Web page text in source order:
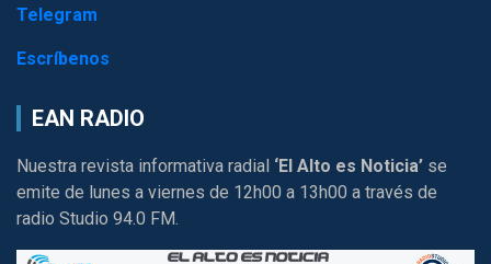
Telegram
Escríbenos
EAN RADIO
Nuestra revista informativa radial ‘El Alto es Noticia’ se
emite de lunes a viernes de 12h00 a 13h00 a través de
radio Studio 94.0 FM.